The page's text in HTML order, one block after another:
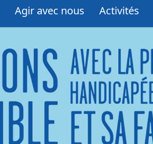
Agir avec nous Activités